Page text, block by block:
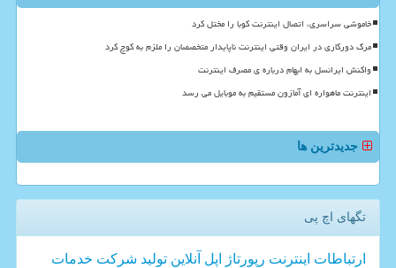
خاموشی سراسری، اتصال اینترنت کوبا را مختل کرد
مرگ دورکاری در ایران وقتی اینترنت ناپایدار متخصصان را ملزم به کوچ کرد
واکنش ایرانسل به ابهام درباره ی مصرف اینترنت
اینترنت ماهواره ای آمازون مستقیم به موبایل می رسد
جدیدترین ها
تگهای اچ پی
ارتباطات اینترنت رپورتاژ اپل آنلاین تولید شركت خدمات